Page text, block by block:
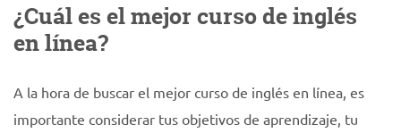
¿Cuál es el mejor curso de inglés
en línea?
A la hora de buscar el mejor curso de inglés en línea, es
importante considerar tus objetivos de aprendizaje, tu